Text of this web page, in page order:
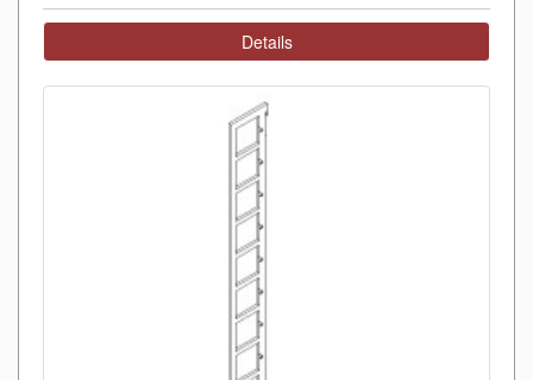
Details